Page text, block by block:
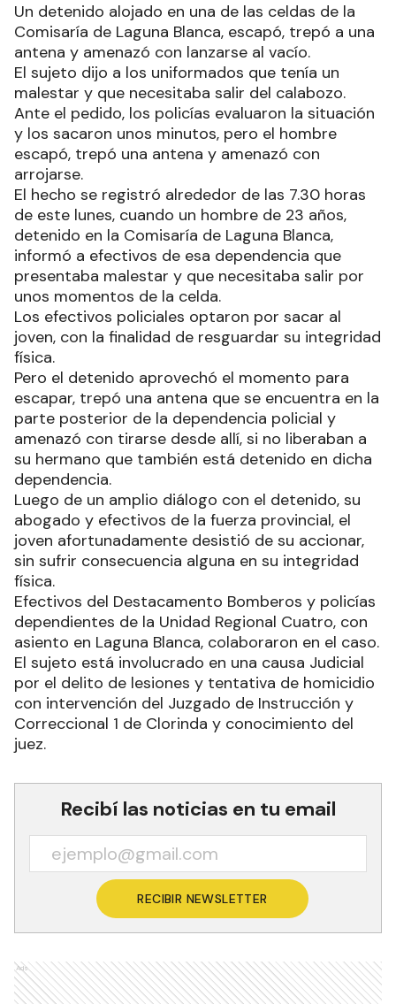
Un detenido alojado en una de las celdas de la
Comisaría de Laguna Blanca, escapó, trepó a una
antena y amenazó con lanzarse al vacío.
El sujeto dijo a los uniformados que tenía un
malestar y que necesitaba salir del calabozo.
Ante el pedido, los policías evaluaron la situación
y los sacaron unos minutos, pero el hombre
escapó, trepó una antena y amenazó con
arrojarse.
El hecho se registró alrededor de las 7.30 horas
de este lunes, cuando un hombre de 23 años,
detenido en la Comisaría de Laguna Blanca,
informó a efectivos de esa dependencia que
presentaba malestar y que necesitaba salir por
unos momentos de la celda.
Los efectivos policiales optaron por sacar al
joven, con la finalidad de resguardar su integridad
física.
Pero el detenido aprovechó el momento para
escapar, trepó una antena que se encuentra en la
parte posterior de la dependencia policial y
amenazó con tirarse desde allí, si no liberaban a
su hermano que también está detenido en dicha
dependencia.
Luego de un amplio diálogo con el detenido, su
abogado y efectivos de la fuerza provincial, el
joven afortunadamente desistió de su accionar,
sin sufrir consecuencia alguna en su integridad
física.
Efectivos del Destacamento Bomberos y policías
dependientes de la Unidad Regional Cuatro, con
asiento en Laguna Blanca, colaboraron en el caso.
El sujeto está involucrado en una causa Judicial
por el delito de lesiones y tentativa de homicidio
con intervención del Juzgado de Instrucción y
Correccional 1 de Clorinda y conocimiento del
juez.
Recibí las noticias en tu email
RECIBIR NEWSLETTER
Ads